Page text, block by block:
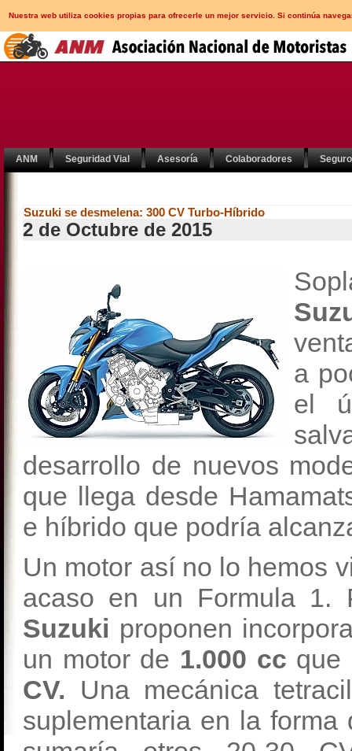
Nuestra web utiliza cookies propias para ofrecerle un mejor servicio. Si continúa
ANM Seguridad Vial Asesoría Colaboradores
Suzuki se desmelena: 300 CV Turbo-Híbrido
2 de Octubre de 2015
a
el
desarrollo de nuevos
que llega desde
e híbrido que podría
Un motor así no lo hemos
acaso en un Formula 1.
Suzuki proponen
un motor de 1.000 cc que
CV. Una mecánica
suplementaria en la